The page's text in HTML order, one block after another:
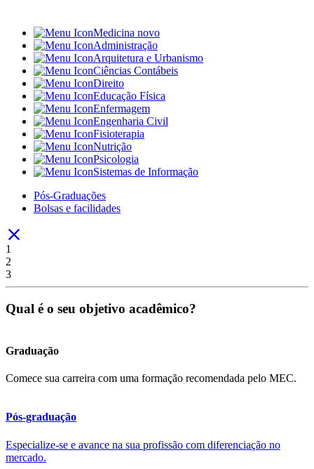
Medicina novo
Administração
Arquitetura e Urbanismo
Ciências Contábeis
Direito
Educação Física
Enfermagem
Engenharia Civil
Fisioterapia
Nutrição
Psicologia
Sistemas de Informação
Pós-Graduações
Bolsas e facilidades
1
2
3
Qual é o seu objetivo acadêmico?
Graduação
Comece sua carreira com uma formação recomendada pelo MEC.
Pós-graduação
Especialize-se e avance na sua profissão com diferenciação no
mercado.